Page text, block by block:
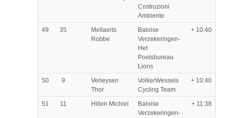
Costruzioni
Ambiente
49 35
Mellaerts
Robbe
Baloise
Verzekeringen-
Het
Poetsbureau
Lions
+ 10:40
50 9
Verleysen
Thor
VolkerWessels
Cycling Team
+ 10:40
51 11 Hillen Michiel
Baloise
Verzekeringen-
+ 11:38